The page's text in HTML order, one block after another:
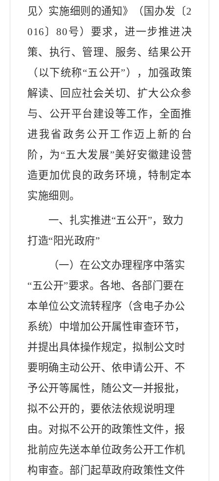
见〉实施细则的通知》（国办发〔2
016 〕80号）要求，进一步推进决
策、执行、管理、服务、结果公开
（以下统称“五公开”），加强政策
解读、回应社会关切、扩大公众参
与、公开平台建设等工作，全面推
进我省政务公开工作迈上新的台
阶，为“五大发展”美好安徽建设营
造更加优良的政务环境，特制定本
实施细则。
一、扎实推进“五公开”，致力
打造“阳光政府”
（一）在公文办理程序中落实
“五公开”要求。 各地、各部门要在
本单位公文流转程序（含电子办公
系统）中增加公开属性审查环节，
并提出具体操作规定， 拟制公文时
要明确主动公开、依申请公开、不
予公开等属性，随公文一并报批，
拟不公开的，要依法依规说明理
由。对拟不公开的政策性文件，报
批前应先送本单位政务公开工作机
构审查。部门起草政府政策性文件